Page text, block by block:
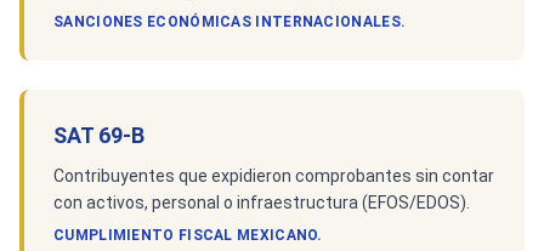
SANCIONES ECONÓMICAS INTERNACIONALES.
SAT 69-B
Contribuyentes que expidieron comprobantes sin contar
con activos, personal o infraestructura (EFOS/EDOS).
CUMPLIMIENTO FISCAL MEXICANO.